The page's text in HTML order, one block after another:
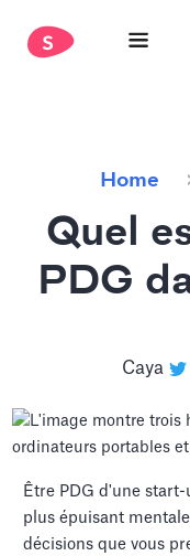
Home
Quel
PDG
Caya
Être PDG d'une
plus épuisant
décisions que vous